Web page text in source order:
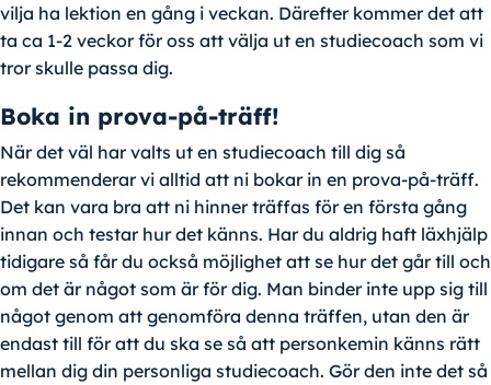
vilja ha lektion en gång i veckan. Därefter kommer det att
ta ca 1-2 veckor för oss att välja ut en studiecoach som vi
tror skulle passa dig.
Boka in prova-på-träff!
När det väl har valts ut en studiecoach till dig så
rekommenderar vi alltid att ni bokar in en prova-på-träff.
Det kan vara bra att ni hinner träffas för en första gång
innan och testar hur det känns. Har du aldrig haft läxhjälp
tidigare så får du också möjlighet att se hur det går till och
om det är något som är för dig. Man binder inte upp sig till
något genom att genomföra denna träffen, utan den är
endast till för att du ska se så att personkemin känns rätt
mellan dig din personliga studiecoach. Gör den inte det så